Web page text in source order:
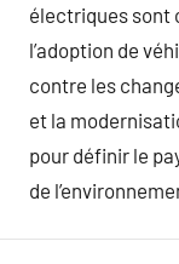
électriques sont
l’adoption de
contre les
et la
pour définir le
de